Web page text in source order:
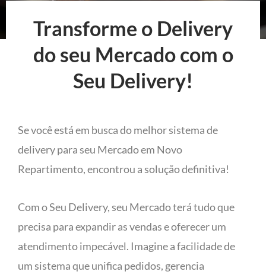
Transforme o Delivery
do seu Mercado com o
Seu Delivery!
Se você está em busca do melhor sistema de
delivery para seu Mercado em Novo
Repartimento, encontrou a solução definitiva!
Com o Seu Delivery, seu Mercado terá tudo que
precisa para expandir as vendas e oferecer um
atendimento impecável. Imagine a facilidade de
um sistema que unifica pedidos, gerencia